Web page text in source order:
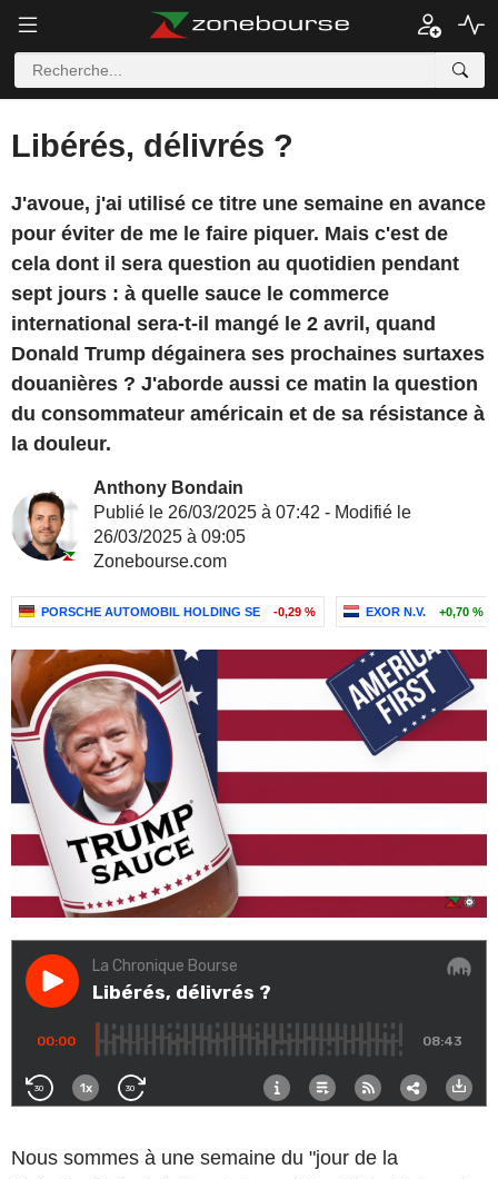
Libérés, délivrés ?
J'avoue, j'ai utilisé ce titre une semaine en avance
pour éviter de me le faire piquer. Mais c'est de
cela dont il sera question au quotidien pendant
sept jours : à quelle sauce le commerce
international sera-t-il mangé le 2 avril, quand
Donald Trump dégainera ses prochaines surtaxes
douanières ? J'aborde aussi ce matin la question
du consommateur américain et de sa résistance à
la douleur.
Anthony Bondain
Publié le 26/03/2025 à 07:42 - Modifié le
26/03/2025 à 09:05
Zonebourse.com
PORSCHE AUTOMOBIL HOLDING SE -0,29 % EXOR N.V. +0,70 %
Nous sommes à une semaine du "jour de la